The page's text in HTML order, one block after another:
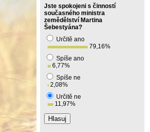
Jste spokojeni s činností
současného ministra
zemědělství Martina
Šebestyána?
Určitě ano
79,16%
Spíše ano
6,77%
Spíše ne
2,08%
Určitě ne
11,97%